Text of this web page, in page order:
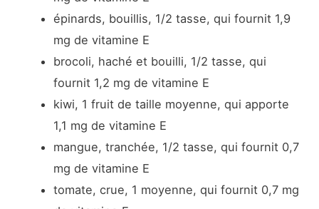
épinards, bouillis, 1/2 tasse, qui fournit 1,9
mg de vitamine E
brocoli, haché et bouilli, 1/2 tasse, qui
fournit 1,2 mg de vitamine E
kiwi, 1 fruit de taille moyenne, qui apporte
1,1 mg de vitamine E
mangue, tranchée, 1/2 tasse, qui fournit 0,7
mg de vitamine E
tomate, crue, 1 moyenne, qui fournit 0,7 mg